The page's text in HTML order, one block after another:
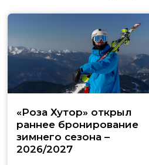
«Роза Хутор» открыл
раннее бронирование
зимнего сезона –
2026/2027